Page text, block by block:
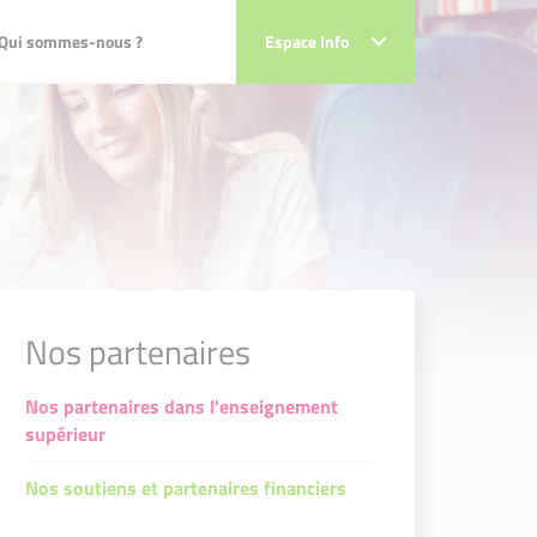
sommes-nous ? Espace Info
sommes-nous ? Espace Info
Nos partenaires
Nos partenaires dans l'enseignement
supérieur
Nos soutiens et partenaires financiers